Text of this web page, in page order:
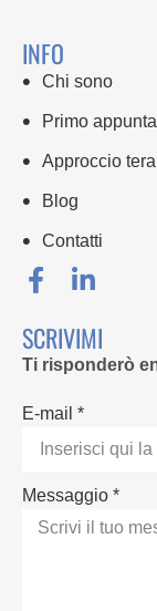
INFO
Chi sono
Primo
Approccio
Blog
Contatti
SCRIVIMI
Ti risponderò
E-mail *
Messaggio *